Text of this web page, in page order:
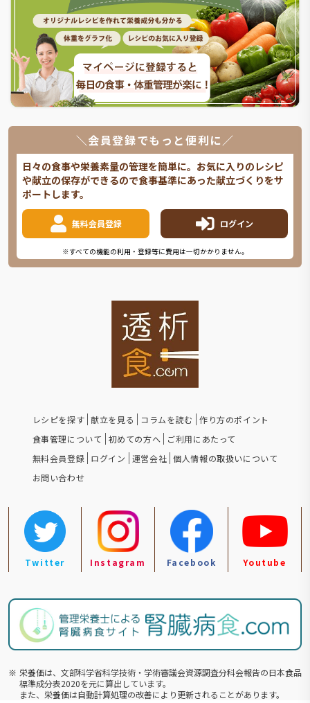
＼会員登録でもっと便利に／
日々の食事や栄養素量の管理を簡単に。お気に入りのレシピ
や献立の保存ができるので食事基準にあった献立づくりをサ
ポートします。
無料会員登録 ログイン
※すべての機能の利用・登録等に費用は一切かかりません。
レシピを探す 献立を見る コラムを読む
作り方のポイント
食事管理について
初めての方へ
ご利用にあたって
無料会員登録 ログイン 運営会社 個人情報の取扱いについて
お問い合わせ
Twitter Instagram Facebook Youtube
※ 栄養価は、文部科学省科学技術・学術審議会資源調査分科会報告の⽇本食品
標準成分表2020を元に算出しています。
また、栄養価は自動計算処理の改善により更新されることがあります。